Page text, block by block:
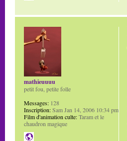
mathieuuuu
petit fou, petite folle
Messages: 128
Inscription:Sam Jan 14, 2006 10:34 pm
Film d'animation culte:Taram et le
chaudron magique